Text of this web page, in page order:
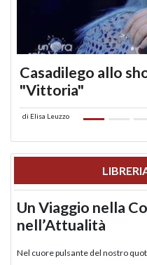
Casadilego allo
"Vittoria"
di Elisa Leuzzo
Un Viaggio nella
nell’Attualità
Nel cuore pulsante del nostro